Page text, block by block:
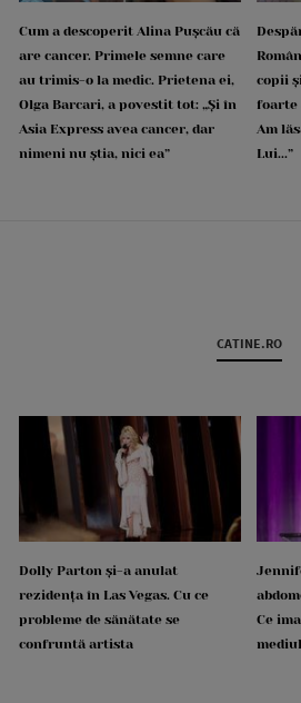
Cum a descoperit Alina Pușcău că
are cancer. Primele semne care
au trimis-o la medic. Prietena ei,
Olga Barcari, a povestit tot: „Și în
Asia Express avea cancer, dar
nimeni nu știa, nici ea”
copii
foarte
Am
Lui...”
CATINE.RO
Dolly Parton și-a anulat
rezidența în Las Vegas. Cu ce
probleme de sănătate se
confruntă artista
Ce